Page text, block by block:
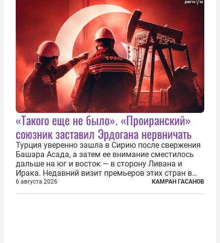
«Такого еще не было». «Проиранский»
союзник заставил Эрдогана нервничать
Турция уверенно зашла в Сирию после свержения
Башара Асада, а затем ее внимание сместилось
дальше на юг и восток — в сторону Ливана и
Ирака. Недавний визит премьеров этих стран в
Анкару, договоры об участии турецкой компании
TPAO в разработке нефти иракского Киркука и
6 августа 2026 КАМРАН ГАСАНОВ